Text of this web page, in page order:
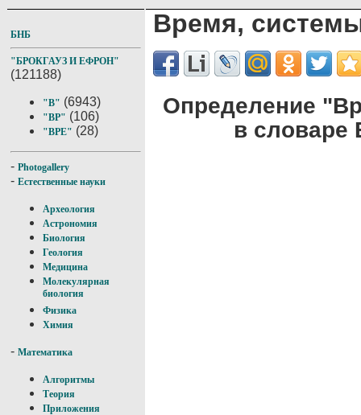
БНБ
"БРОКГАУЗ И ЕФРОН"
(121188)
"В" (6943)
"ВР" (106)
"ВРЕ" (28)
- Photogallery
- Естественные науки
Археология
Астрономия
Биология
Геология
Медицина
Молекулярная
биология
Физика
Химия
- Математика
Алгоритмы
Теория
Приложения
Время,
Определение
в словаре